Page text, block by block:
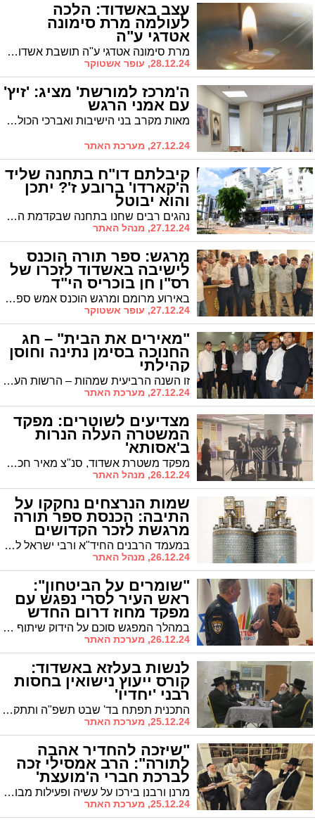
עצב באשדוד: הלכה
לעולמה מרת סימונה
אטדגי ע"ה
מרת סימונה אטדגי ע"ה תושבת אשדוד שהקדישה את חייה לעזרה לזולת, נפטרה בערב שבת בגיל 74. הלווייתה מתקיימת הערב באולם ההספדים החדש בבית העלמין באשדוד.
28.12.24, עופר אשטוקר
ה'מרכז למורשת' מציג: 'זיץ'
עם אמני הרגש
מאות מקרב בני הישיבות ואברכי הכוללים יתכנסו במוצאי השבת הקרובה, שבת חנוכה, לאירוע ה'זיץ' שארגן 'איגוד בני הישיבות' שע"י 'המרכז למורשת' בראשות ממ"ק ראש העיר ר' אבי אמסלם
27.12.24, מערכת האתר
קיבלתם דו"ח בתחנה שליד
ה'קארדו' ברובע ז'? יתכן
והוא יבוטל
נהגים רבים שחנו בתחנה שבקדמת השטיבלך והמרכז המסחרי 'קארדו' זכו לקנסות. בזכות הרב שור האכיפה במקום תבוטל
27.12.24, מנהל האתר
מרגש: ספר תורה הוכנס
לישיבה באשדוד לזכרו של
רס"ן חן בוכריס הי"ד
באירוע מרומם ומרגש הוכנס אמש ספר תורה לזכרו של רס"ן חן בוכריס הי"ד לבית הכנסת בישיבת 'אמית יגל' באשדוד. הישיבה, שרק לפני שבועיים איבדה את בוגר הישיבה סמל עמרי כהן הי"ד, התמלאה בשמחה גדולה עם הכנסת ספר התורה לזכרו של הלוחם
27.12.24, עופר אשטוקר
"מאירים את הבית" – חג
החנוכה בסימן נתינה וחוסן
קהילתי
זו השנה הרביעית שמהות – הרשות העירונית לחוסן וביטחון קהילתי באשדוד, מובילה את מיזם "מחזירים לקהילה" ומחלקת מאות ערכות משחקים למשפחות חד-הוריות תושבי העיר
27.12.24, מערכת האתר
מצדיעים לשוטרים: מפקד
המשטרה העלה הנרות
ב'אסותא'
מפקד משטרת אשדוד, סנ"צ מאיר חכמון, כובד בהדלקת הנרות בביה"ח אסותא
26.12.24, מנהל האתר
שמות הנרצחים נחקקו על
התיבה: הכנסת ספר תורה
מרגשת לזכר הקדושים
הי"ד במעמד הרבנים החיד"א ורבי ישראל לבית משפחת אברג'ל: הכנסת ספר תורה לזכרו של ר' יורם כהן ז"ל והקדושים הנרצחים בטבח שמחת תורה הי"ד עם חללי חרבות ברזל | באופן יחודי במעשה אומן נחקקו שמותיהם של נרצחי טבח שמחת תורה על תיק ספר התורה*
26.12.24, מנהל האתר
"שומרים על הביטחון":
ראש העיר לסרי נפגש עם
מפקד מחוז דרום החדש
במהלך המפגש סוכם על הידוק שיתוף הפעולה בין מערך הביטחון העירוני למשטרת אשדוד, לצד קידום תוכניות חדשות לחיזוק הביטחון במרחב הציבורי
26.12.24, מערכת האתר
לנשות בעלזא באשדוד:
קורס ייעוץ נישואין בחסות
רבני 'יחדיו'
התכנית תפתח בד' שבט תשפ"ה ותתקיים ב'בית יחדיו' ברחוב רבא 3. במסגרת הקורס יוכשרו המשתתפות בתחום הייעוץ הזוגי והמשפחתי, תוך דגש על שילוב כלים מקצועיים עם ערכי היהדות
25.12.24, מערכת האתר
"שיזכה להחדיר אהבה
לתורה": הרב אמסילי זכה
לברכת חברי ה'מועצת'
מרנן ורבנן בירכו על עשיה ופעילות מבורכת במוסדות החינוך בעיר ובירכו את הרב אמסילי שימשיך תמיד להאיר בעשיה מבורכת. חברי מועצת החכמים שליט"א בירכו את ראש העיר ד"ר לסרי בברכות: "אתה עושה גדולות ונצורות למען התורה, אשרך"
25.12.24, מערכת האתר